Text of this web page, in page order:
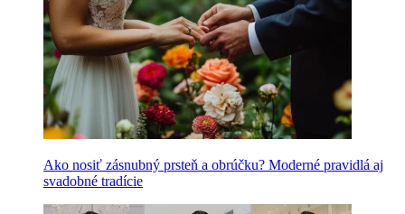
Ako nosiť zásnubný prsteň a obrúčku? Moderné pravidlá aj
svadobné tradície